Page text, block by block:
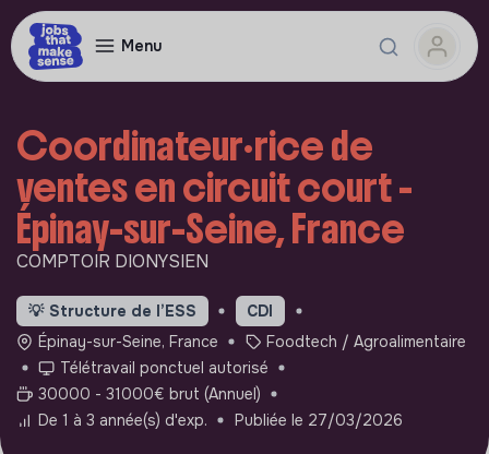
Menu
Coordinateur·rice de
ventes en circuit court -
Épinay-sur-Seine, France
COMPTOIR DIONYSIEN
💡 Structure de l’ESS
CDI
Épinay-sur-Seine, France
Foodtech / Agroalimentaire
Télétravail ponctuel autorisé
30000 - 31000€ brut (Annuel)
De 1 à 3 année(s) d'exp.
Publiée le 27/03/2026